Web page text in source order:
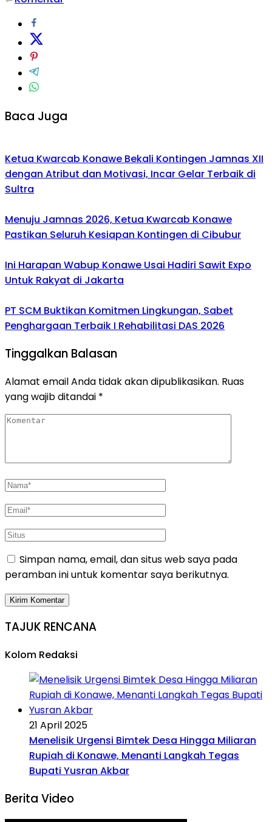
Baca Juga
Ketua Kwarcab Konawe Bekali Kontingen Jamnas XII
dengan Atribut dan Motivasi, Incar Gelar Terbaik di
Sultra
Menuju Jamnas 2026, Ketua Kwarcab Konawe
Pastikan Seluruh Kesiapan Kontingen di Cibubur
Ini Harapan Wabup Konawe Usai Hadiri Sawit Expo
Untuk Rakyat di Jakarta
PT SCM Buktikan Komitmen Lingkungan, Sabet
Penghargaan Terbaik I Rehabilitasi DAS 2026
Tinggalkan Balasan
Alamat email Anda tidak akan dipublikasikan. Ruas
yang wajib ditandai *
Simpan nama, email, dan situs web saya pada
peramban ini untuk komentar saya berikutnya.
TAJUK RENCANA
Kolom Redaksi
21 April 2025
Menelisik Urgensi Bimtek Desa Hingga Miliaran
Rupiah di Konawe, Menanti Langkah Tegas
Bupati Yusran Akbar
Berita Video